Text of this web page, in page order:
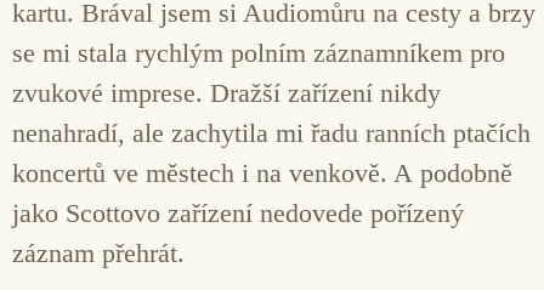
kartu. Brával jsem si Audiomůru na cesty a brzy
se mi stala rychlým polním záznamníkem pro
zvukové imprese. Dražší zařízení nikdy
nenahradí, ale zachytila mi řadu ranních ptačích
koncertů ve městech i na venkově. A podobně
jako Scottovo zařízení nedovede pořízený
záznam přehrát.